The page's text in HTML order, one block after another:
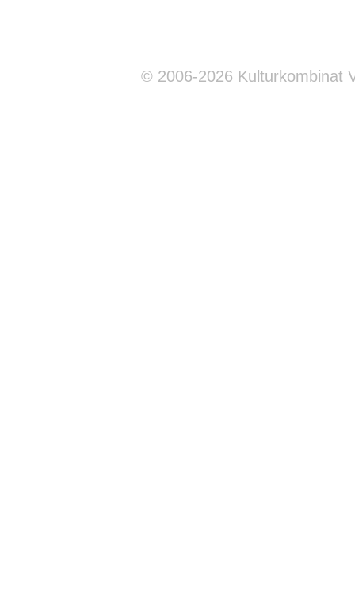
© 2006-2026